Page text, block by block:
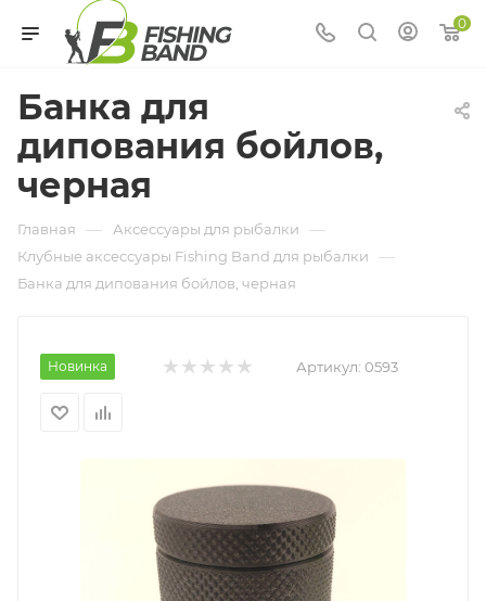
0
Банка для
дипования бойлов,
черная
Главная — Аксессуары для рыбалки —
Клубные аксессуары Fishing Band для рыбалки —
Банка для дипования бойлов, черная
Новинка Артикул: 0593